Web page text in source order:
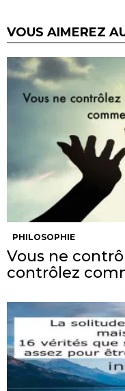
VOUS AIMEREZ
PHILOSOPHIE
Vous ne
contrôlez